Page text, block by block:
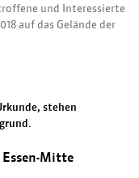
und Interessierte
auf das Gelände der
Mitte